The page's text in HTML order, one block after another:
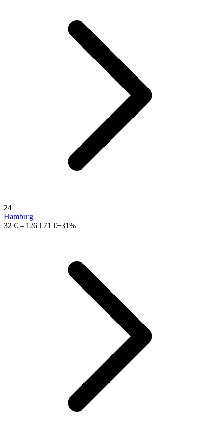
24
Hamburg
32 € – 126 €71 €+31%